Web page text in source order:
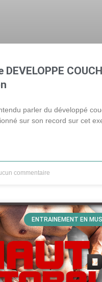
DEVELOPPE
parler du développé
sur son record sur cet
commentaire
ENTRAINEMENT EN